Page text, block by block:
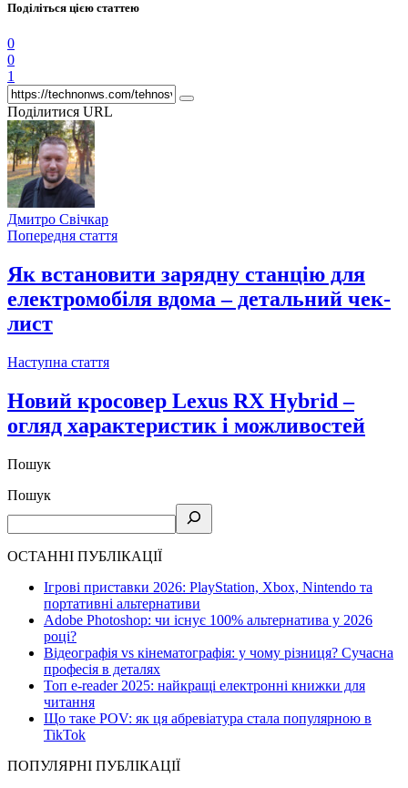
Поділіться цією статтею
0
0
1
Поділитися URL
Дмитро Свічкар
Попередня стаття
Як встановити зарядну станцію для
електромобіля вдома – детальний чек-
лист
Наступна стаття
Новий кросовер Lexus RX Hybrid –
огляд характеристик і можливостей
Пошук
Пошук
ОСТАННІ ПУБЛІКАЦІЇ
Ігрові приставки 2026: PlayStation, Xbox, Nintendo та
портативні альтернативи
Adobe Photoshop: чи існує 100% альтернатива у 2026
році?
Відеографія vs кінематографія: у чому різниця? Сучасна
професія в деталях
Топ e-reader 2025: найкращі електронні книжки для
читання
Що таке POV: як ця абревіатура стала популярною в
TikTok
ПОПУЛЯРНІ ПУБЛІКАЦІЇ